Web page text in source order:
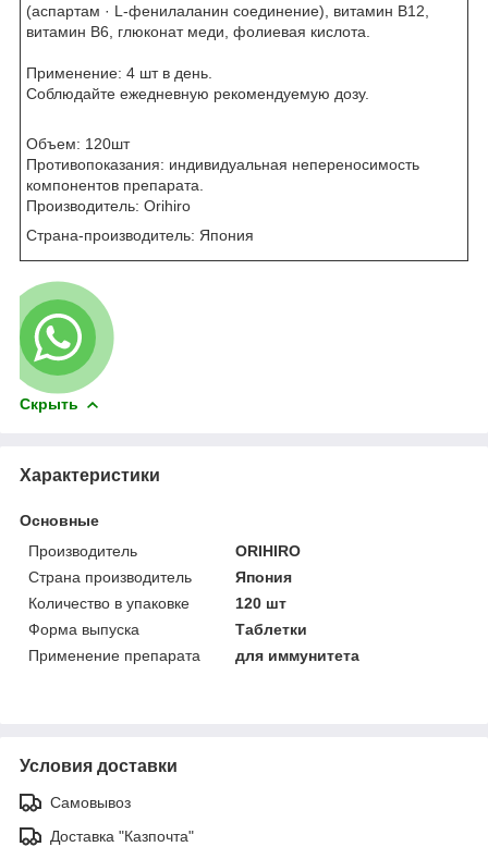
(аспартам · L-фенилаланин соединение), витамин B12,
витамин B6, глюконат меди, фолиевая кислота.
Применение: 4 шт в день.
Соблюдайте ежедневную рекомендуемую дозу.
Объем: 120шт
Противопоказания: индивидуальная непереносимость
компонентов препарата.
Производитель: Orihiro
Страна-производитель: Япония
Скрыть
Характеристики
Основные
Производитель
ORIHIRO
Страна производитель
Япония
Количество в упаковке
120 шт
Форма выпуска
Таблетки
Применение препарата
для иммунитета
Условия доставки
Самовывоз
Доставка "Казпочта"